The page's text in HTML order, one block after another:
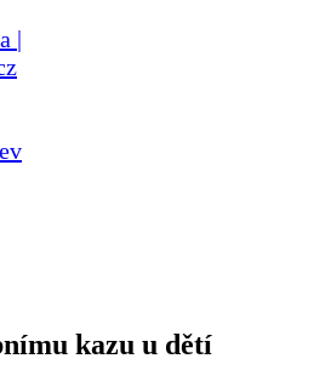
kazu u dětí